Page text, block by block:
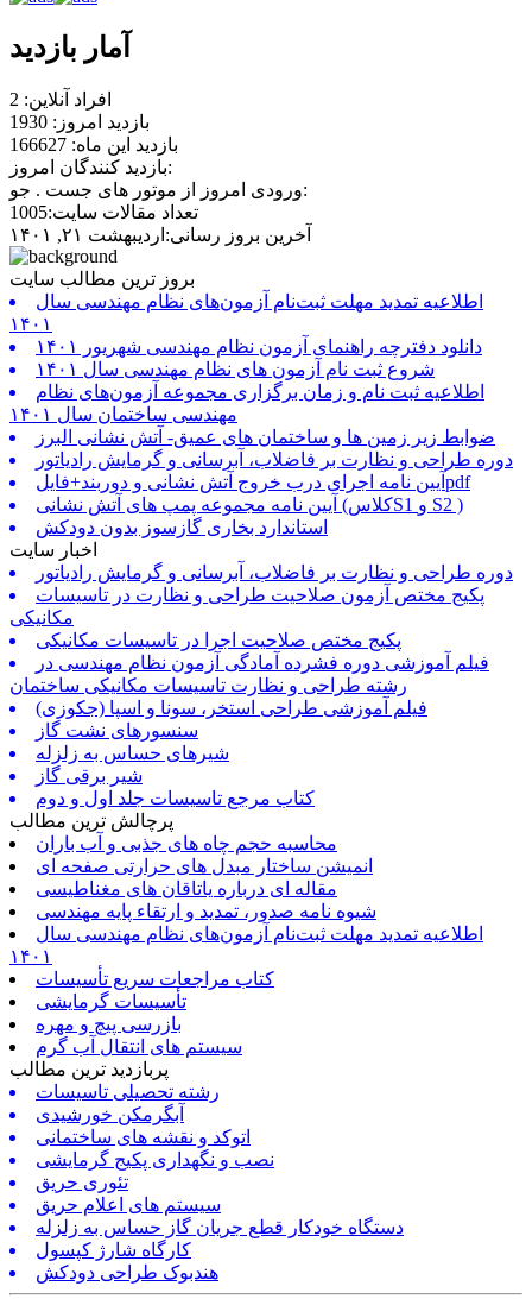
آمار بازدید
افراد آنلاین: 2
بازدید امروز: 1930
بازدید این ماه: 166627
بازدید کنندگان امروز:
ورودی امروز از موتور های جست . جو:
تعداد مقالات سایت:1005
آخرین بروز رسانی:اردیبهشت ۲۱, ۱۴۰۱
بروز ترین مطالب سایت
اطلاعیه تمدید مهلت ثبت‌نام آزمون‌های نظام مهندسی سال
۱۴۰۱
دانلود دفترچه راهنمای آزمون نظام مهندسی شهریور ۱۴۰۱
شروع ثبت نام آزمون های نظام مهندسی سال ۱۴۰۱
اطلاعیه ثبت نام و زمان برگزاری مجموعه آزمون‌های نظام
مهندسی ساختمان سال ۱۴۰۱
ضوابط زیر زمین ها و ساختمان های عمیق- آتش نشانی البرز
دوره طراحی و نظارت بر فاضلاب، آبرسانی و گرمایش رادیاتور
آیین نامه اجرای درب خروج آتش نشانی و دوربند+فایلpdf
آیین نامه مجموعه پمپ های آتش نشانی (کلاسS1 و S2 )
استاندارد بخاری گازسوز بدون دودکش
اخبار سایت
دوره طراحی و نظارت بر فاضلاب، آبرسانی و گرمایش رادیاتور
پکیج مختص آزمون صلاحیت طراحی و نظارت در تاسیسات
مکانیکی
پکیج مختص صلاحیت اجرا در تاسیسات مکانیکی
فیلم آموزشی دوره فشرده آمادگی آزمون نظام مهندسی در
رشته طراحی و نظارت تاسیسات مکانیکی ساختمان
فیلم آموزشی طراحی استخر، سونا و اسپا (جکوزی)
سنسورهای نشت گاز
شیرهای حساس به زلزله
شیر برقی گاز
کتاب مرجع تاسیسات جلد اول و دوم
پرچالش ترین مطالب
محاسبه حجم چاه های جذبی و آب باران
انمیشن ساختار مبدل های حرارتی صفحه ای
مقاله ای درباره یاتاقان های مغناطیسی
شیوه نامه صدور، تمدید و ارتقاء پایه مهندسی
اطلاعیه تمدید مهلت ثبت‌نام آزمون‌های نظام مهندسی سال
۱۴۰۱
کتاب مراجعات سریع تأسیسات
تأسیسات گرمایشی
بازرسی پیچ و مهره
سیستم های انتقال آب گرم
پربازدید ترین مطالب
رشته تحصیلی تاسیسات
آبگرمکن خورشیدی
اتوکد و نقشه های ساختمانی
نصب و نگهداری پکیج گرمایشی
تئوری حریق
سیستم های اعلام حریق
دستگاه خودکار قطع جریان گاز حساس به زلزله
کارگاه شارژ کپسول
هندبوک طراحی دودکش